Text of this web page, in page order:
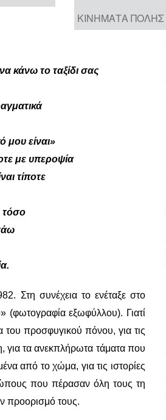
ΚΙΝΉΜΑΤΑ ΠΌΛΗΣ
κάνω το ταξίδι σας
μου είναι»
με υπεροψία
τίποτε
τόσο
Στη συνέχεια το ενέταξε στο
(φωτογραφία εξωφύλλου). Γιατί
του προσφυγικού πόνου, για τις
για τα ανεκπλήρωτα τάματα που
από το χώμα, για τις ιστορίες
που πέρασαν όλη τους τη
προορισμό τους.